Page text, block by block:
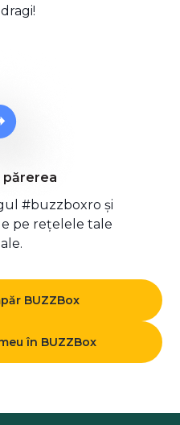
părerea
#buzzboxro și
pe rețelele tale
BUZZBox
în BUZZBox